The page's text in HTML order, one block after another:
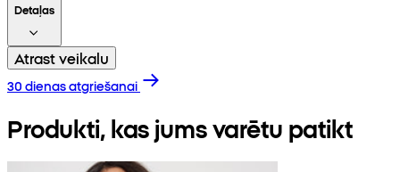
Detaļas
Atrast veikalu
30 dienas atgriešanai
Produkti, kas jums varētu patikt